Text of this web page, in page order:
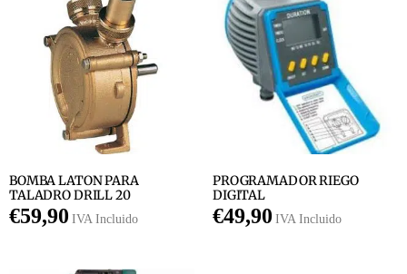
BOMBA LATON PARA
TALADRO DRILL 20
€59,90 IVA Incluido
PROGRAMADOR RIEGO
DIGITAL
€49,90 IVA Incluido